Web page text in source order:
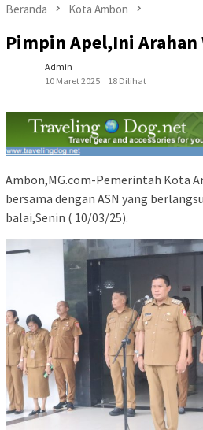
Beranda Kota Ambon
Pimpin Apel,Ini
Admin
10 Maret 2025
18 Dilihat
Ambon,MG.com-Pemerintah Kota
bersama dengan ASN yang
balai,Senin ( 10/03/25).